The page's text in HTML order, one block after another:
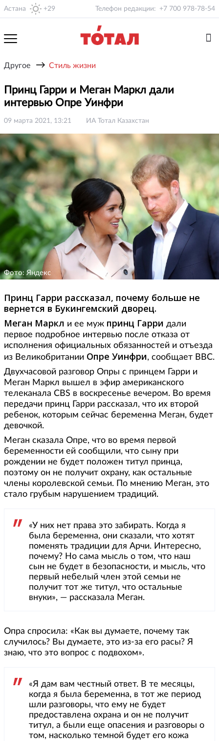
Астана +29 Телефон редакции: +7 700 978-78-54
Другое → Стиль жизни
Принц Гарри и Меган Маркл дали
интервью Опре Уинфри
09 марта 2021, 13:21 ИА Тотал Казахстан
Фото: Яндекс
Принц Гарри рассказал, почему больше не
вернется в Букингемский дворец.
Меган Маркл и ее муж принц Гарри дали
первое подробное интервью после отказа от
исполнения официальных обязанностей и отъезда
из Великобритании Опре Уинфри, сообщает BBC.
Двухчасовой разговор Опры с принцем Гарри и
Меган Маркл вышел в эфир американского
телеканала СBS в воскресенье вечером. Во время
передачи принц Гарри рассказал, что их второй
ребенок, которым сейчас беременна Меган, будет
девочкой.
Меган сказала Опре, что во время первой
беременности ей сообщили, что сыну при
рождении не будет положен титул принца,
поэтому он не получит охрану, как остальные
члены королевской семьи. По мнению Меган, это
стало грубым нарушением традиций.
«У них нет права это забирать. Когда я
была беременна, они сказали, что хотят
поменять традиции для Арчи. Интересно,
почему? Но сама мысль о том, что наш
сын не будет в безопасности, и мысль, что
первый небелый член этой семьи не
получит тот же титул, что остальные
внуки», — рассказала Меган.
Опра спросила: «Как вы думаете, почему так
случилось? Вы думаете, это из-за его расы? Я
знаю, что это вопрос с подвохом».
«Я дам вам честный ответ. В те месяцы,
когда я была беременна, в тот же период
шли разговоры, что ему не будет
предоставлена охрана и он не получит
титул, а были еще опасения и разговоры о
том, насколько темной будет его кожа